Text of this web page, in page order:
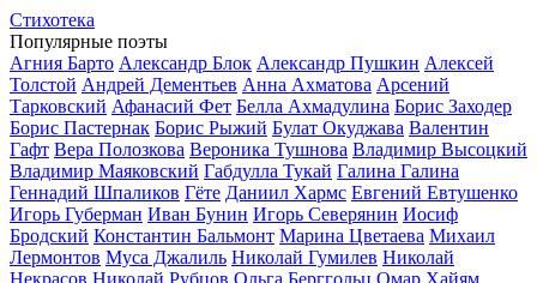
Стихотека
Популярные поэты
Агния Барто Александр Блок Александр Пушкин Алексей
Толстой Андрей Дементьев Анна Ахматова Арсений
Тарковский Афанасий Фет Белла Ахмадулина Борис Заходер
Борис Пастернак Борис Рыжий Булат Окуджава Валентин
Гафт Вера Полозкова Вероника Тушнова Владимир Высоцкий
Владимир Маяковский Габдулла Тукай Галина Галина
Геннадий Шпаликов Гёте Даниил Хармс Евгений Евтушенко
Игорь Губерман Иван Бунин Игорь Северянин Иосиф
Бродский Константин Бальмонт Марина Цветаева Михаил
Лермонтов Муса Джалиль Николай Гумилев Николай
Некрасов Николай Рубцов Ольга Берггольц Омар Хайям